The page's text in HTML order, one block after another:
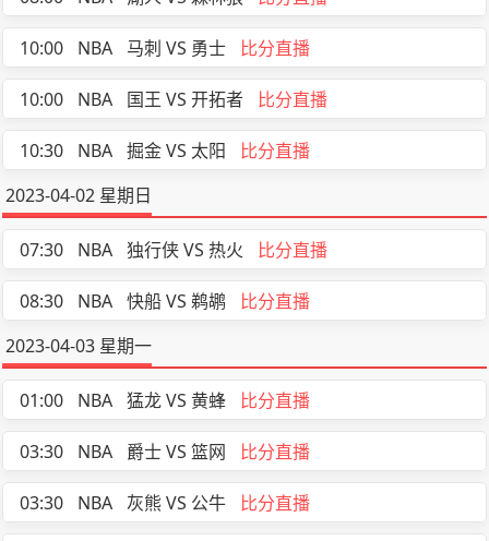
10:00 NBA 马刺 VS 勇士 比分直播
10:00 NBA 国王 VS 开拓者 比分直播
10:30 NBA 掘金 VS 太阳
比分直播
2023-04-02 星期日
07:30 NBA 独行侠 VS 热火 比分直播
08:30 NBA 快船 VS 鹈鹕
比分直播
2023-04-03 星期一
01:00 NBA 猛龙 VS 黄蜂 比分直播
03:30 NBA 爵士 VS 篮网 比分直播
03:30 NBA 灰熊 VS 公牛 比分直播